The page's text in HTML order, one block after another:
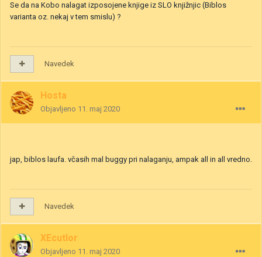
Se da na Kobo nalagat izposojene knjige iz SLO knjižnjic (Biblos
varianta oz. nekaj v tem smislu) ?
Navedek
Hosta
Objavljeno 11. maj 2020
jap, biblos laufa. včasih mal buggy pri nalaganju, ampak all in all vredno.
Navedek
XEcutIor
Objavljeno 11. maj 2020